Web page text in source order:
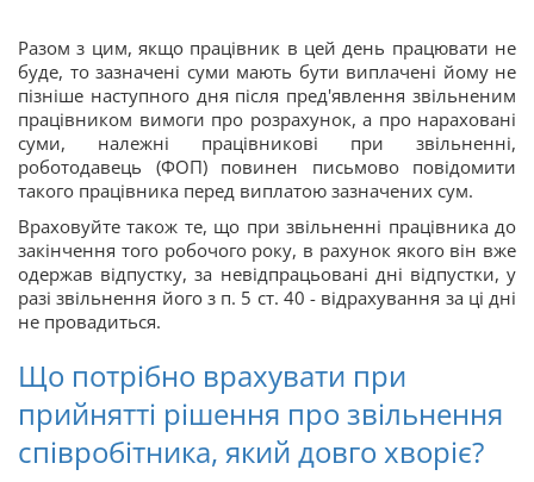
Разом з цим, якщо працівник в цей день працювати не
буде, то зазначені суми мають бути виплачені йому не
пізніше наступного дня після пред'явлення звільненим
працівником вимоги про розрахунок, а про нараховані
суми, належні працівникові при звільненні,
роботодавець (ФОП) повинен письмово повідомити
такого працівника перед виплатою зазначених сум.
Враховуйте також те, що при звільненні працівника до
закінчення того робочого року, в рахунок якого він вже
одержав відпустку, за невідпрацьовані дні відпустки, у
разі звільнення його з п. 5 ст. 40 - відрахування за ці дні
не провадиться.
Що потрібно врахувати при
прийнятті рішення про звільнення
співробітника, який довго хворіє?